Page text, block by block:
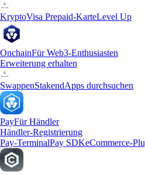
KryptoVisa Prepaid-KarteLevel Up
OnchainFür Web3-Enthusiasten
Erweiterung erhalten
SwappenStakendApps durchsuchen
PayFür Händler
Händler-Registrierung
Pay-TerminalPay SDKeCommerce-